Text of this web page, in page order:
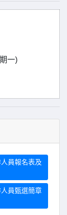
一)
員報名表及
員甄選簡章